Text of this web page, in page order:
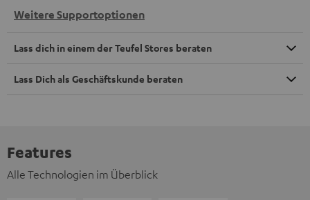
Weitere Supportoptionen
Lass dich in einem der Teufel Stores beraten
Lass Dich als Geschäftskunde beraten
Features
Alle Technologien im Überblick